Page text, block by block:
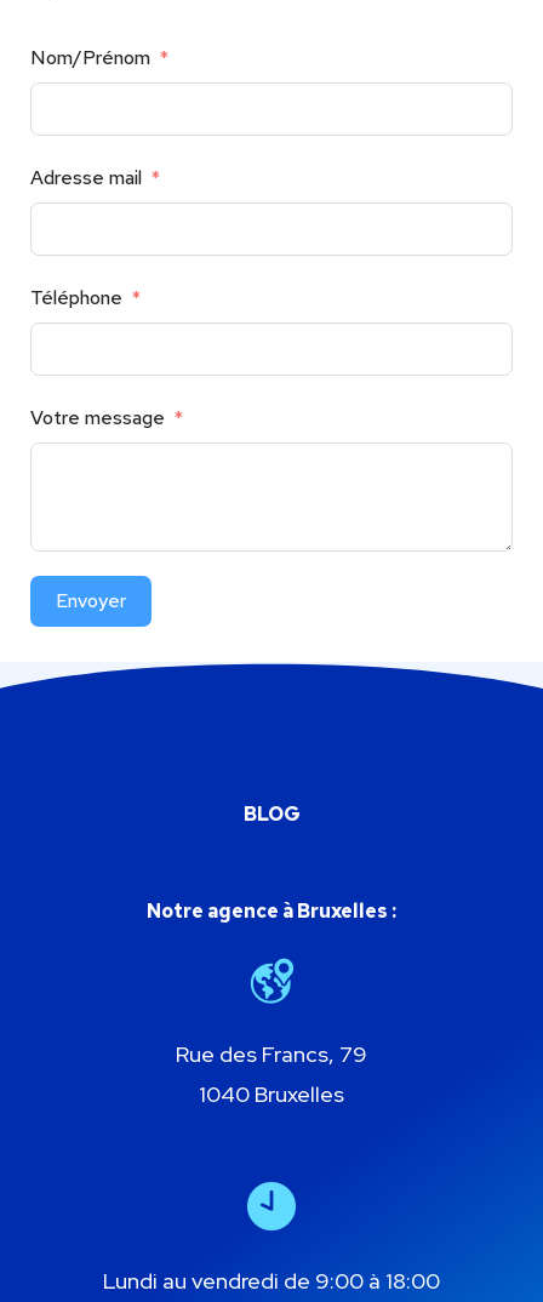
Nom/Prénom
Adresse mail
Téléphone
Votre message
Envoyer
BLOG
Notre agence à Bruxelles :
Rue des Francs, 79
1040 Bruxelles
Lundi au vendredi de 9:00 à 18:00